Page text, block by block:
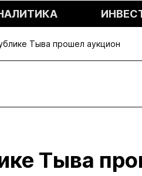
Тыва прошел аукцион
Тыва